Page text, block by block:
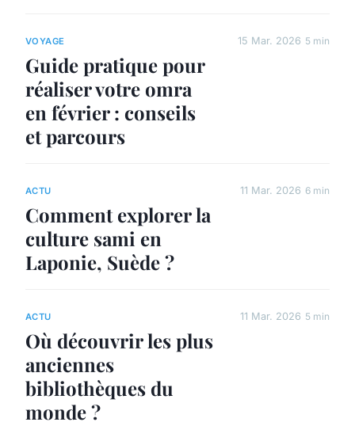
VOYAGE
Guide pratique pour
réaliser votre omra
en février : conseils
et parcours
15 Mar. 2026 5 min
ACTU
Comment explorer la
culture sami en
Laponie, Suède ?
11 Mar. 2026 6 min
ACTU
Où découvrir les plus
anciennes
bibliothèques du
monde ?
11 Mar. 2026 5 min